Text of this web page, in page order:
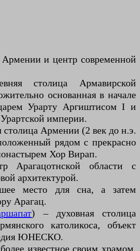
и центр современной
столица Армавирской
основанная в начале
Урарту Аргиштисом I и
империи.
Армении (2 век до н.э.
рядом с прекрасно
Хор Вирап.
Арагацотнской области с
архитектурой.
место для сна, а затем
Арагац.
) – духовная столица
католикоса, объект
ЮНЕСКО.
известное своим храмом,